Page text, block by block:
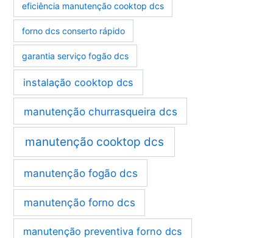
eficiência manutenção cooktop dcs
forno dcs conserto rápido
garantia serviço fogão dcs
instalação cooktop dcs
manutenção churrasqueira dcs
manutenção cooktop dcs
manutenção fogão dcs
manutenção forno dcs
manutenção preventiva forno dcs